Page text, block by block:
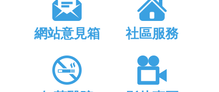
網站意見箱 社區服務